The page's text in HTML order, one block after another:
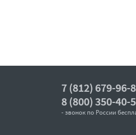
7 (812) 679-96-
8 (800) 350-40-
- звонок по России